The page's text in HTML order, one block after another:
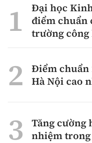
Đại học
điểm chuẩn
trường
Điểm chuẩn
Hà Nội cao
Tăng cường
nhiệm